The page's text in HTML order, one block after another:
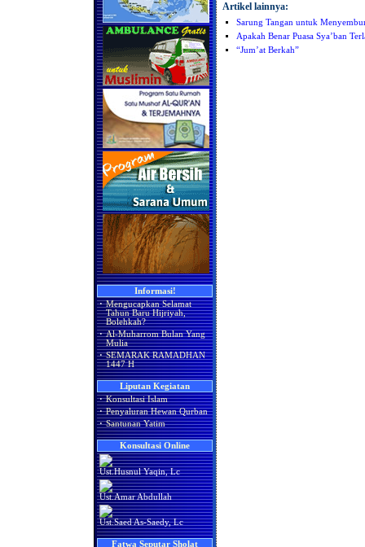
Informasi!
· Mengucapkan Selamat
Tahun Baru Hijriyah,
Bolehkah?
· Al-Muharrom Bulan Yang
Mulia
· SEMARAK RAMADHAN
1447 H
Liputan Kegiatan
· Konsultasi Islam
· Penyaluran Hewan Qurban
· Santunan Yatim
Konsultasi Online
Ust.Husnul Yaqin, Lc
Ust.Amar Abdullah
Ust.Saed As-Saedy, Lc
Fatwa Seputar Sholat
Artikel lainnya:
Sarung Tangan untuk
Apakah Benar Puasa Sya’ban
“Jum’at Berkah”